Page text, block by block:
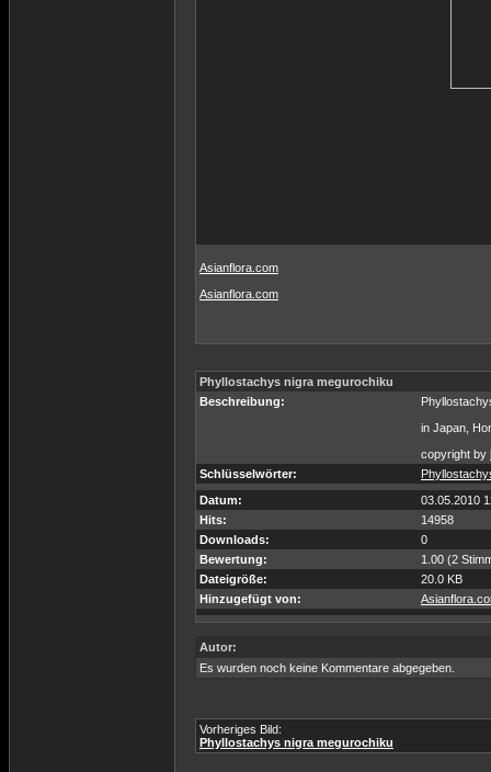
Asianflora.com
Asianflora.com
Phyllostachys nigra megurochiku
Beschreibung:
in Japan,
copyright by
Schlüsselwörter:
Datum:
03.05.2010
Hits:
14958
Downloads:
0
Bewertung:
1.00 (2
Dateigröße:
20.0 KB
Hinzugefügt von:
Autor:
Es wurden noch keine Kommentare abgegeben.
Vorheriges Bild:
Phyllostachys nigra megurochiku